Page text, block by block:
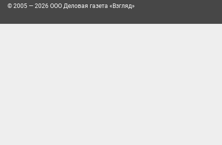
© 2005 — 2026 ООО Деловая газета «Взгляд»